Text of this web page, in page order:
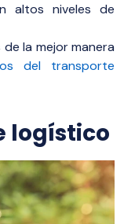
altos niveles de
la mejor manera
del transporte
logístico